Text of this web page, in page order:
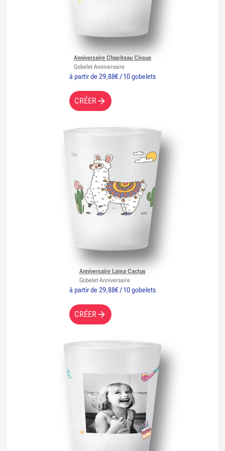
à partir de 29,88€ / 10 gobelets
CRÉER
Anniversaire Chapiteau Cirque
Gobelet Anniversaire
à partir de 29,88€ / 10 gobelets
CRÉER
Anniversaire Lama Cactus
Gobelet Anniversaire